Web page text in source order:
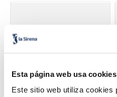
Esta página web usa cookies
Este sitio web utiliza cookies